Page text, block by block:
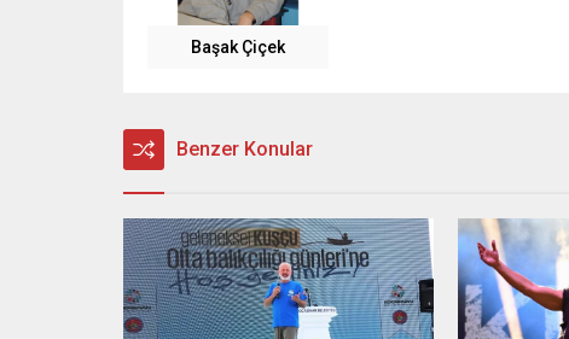
Başak Çiçek
Benzer Konular